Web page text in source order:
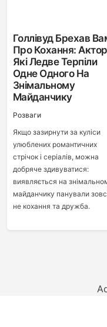
Голлівуд Брехав
Про Кохання:
Які Ледве Терпіли
Одне Одного На
Знімальному
Майданчику
Розваги
Якщо зазирнути за куліси
улюблених романтичних
стрічок і серіалів, можна
добряче здивуватися:
виявляється на
майданчику панували
не кохання та дружба.